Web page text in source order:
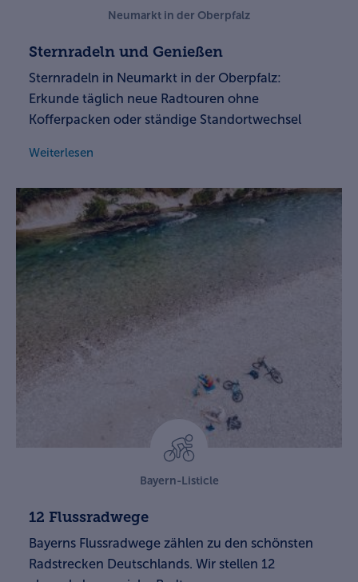
Neumarkt in der Oberpfalz
Sternradeln und Genießen
Sternradeln in Neumarkt in der Oberpfalz:
Erkunde täglich neue Radtouren ohne
Kofferpacken oder ständige Standortwechsel
Weiterlesen
Bayern-Listicle
12 Flussradwege
Bayerns Flussradwege zählen zu den schönsten
Radstrecken Deutschlands. Wir stellen 12